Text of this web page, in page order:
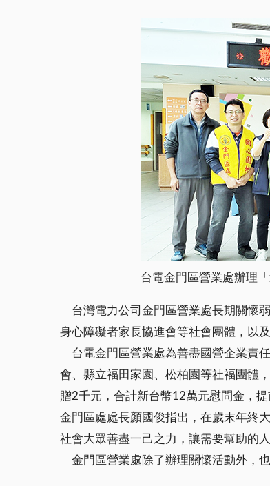
台電金門區營業處辦理
台灣電力公司金門區營業處長期關懷
身心障礙者家長協進會等社會團體，以
台電金門區營業處為善盡國營企業責
會、縣立福田家園、松柏園等社福團體
贈2千元，合計新台幣12萬元慰問金，
金門區處處長顏國俊指出，在歲末年終
社會大眾善盡一己之力，讓需要幫助的
金門區營業處除了辦理關懷活動外，